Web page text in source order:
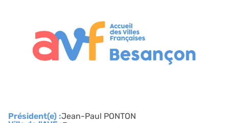
Président(e) :Jean-Paul PONTON